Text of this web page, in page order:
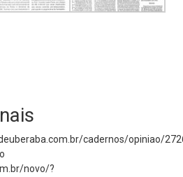
cadernos/opiniao/
novo/?